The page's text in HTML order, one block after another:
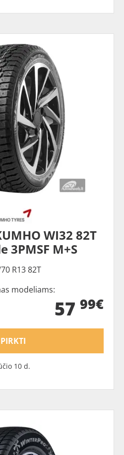
WI32 82T
3PMSF M+S
R13 82T
modeliams:
57 99€
PIRKTI
10 d.